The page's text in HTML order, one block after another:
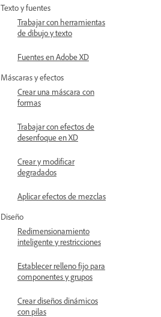
Texto y fuentes
Trabajar con herramientas
de dibujo y texto
Fuentes en Adobe XD
Máscaras y efectos
Crear una máscara con
formas
Trabajar con efectos de
desenfoque en XD
Crear y modificar
degradados
Aplicar efectos de mezclas
Diseño
Redimensionamiento
inteligente y restricciones
Establecer relleno fijo para
componentes y grupos
Crear diseños dinámicos
con pilas